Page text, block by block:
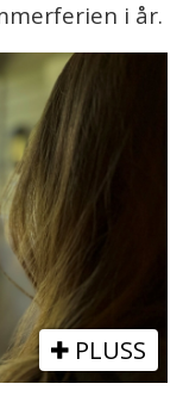
i år.
PLUSS